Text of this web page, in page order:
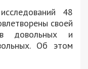
48
своей
довольных и
Об этом